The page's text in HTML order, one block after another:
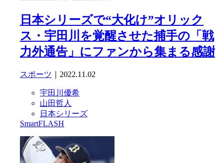
日本シリーズで“大化け”オリック
ス・宇田川を覚醒させた捕手の「戦
力外通告」にファンから集まる感謝
スポーツ ｜2022.11.02
宇田川優希
山田哲人
日本シリーズ
SmartFLASH